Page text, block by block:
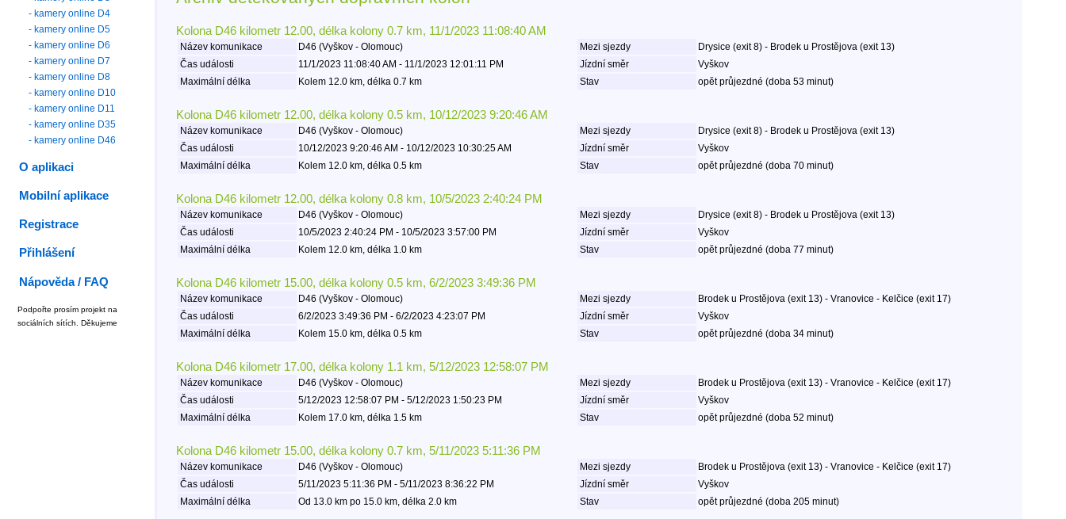
Kolona D46 kilometr 12.00, délka kolony 0.7 km, 11/1/2023 11:08:40 AM
Název komunikace D46 (Vyškov - Olomouc) Mezi sjezdy
Drysice (exit 8) - Brodek u Prostějova (exit 13)
Čas události
11/1/2023 11:08:40 AM - 11/1/2023 12:01:11 PM Jízdní směr
Vyškov
Maximální délka
Kolem 12.0 km, délka 0.7 km Stav opět průjezdné (doba 53 minut)
Kolona D46 kilometr 12.00, délka kolony 0.5 km, 10/12/2023 9:20:46 AM
Název komunikace D46 (Vyškov - Olomouc) Mezi sjezdy
Drysice (exit 8) - Brodek u Prostějova (exit 13)
Čas události
10/12/2023 9:20:46 AM - 10/12/2023 10:30:25 AM Jízdní směr
Vyškov
Maximální délka
Kolem 12.0 km, délka 0.5 km Stav opět průjezdné (doba 70 minut)
Kolona D46 kilometr 12.00, délka kolony 0.8 km, 10/5/2023 2:40:24 PM
Název komunikace D46 (Vyškov - Olomouc) Mezi sjezdy
Drysice (exit 8) - Brodek u Prostějova (exit 13)
Čas události
10/5/2023 2:40:24 PM - 10/5/2023 3:57:00 PM Jízdní směr
Vyškov
Maximální délka
Kolem 12.0 km, délka 1.0 km Stav opět průjezdné (doba 77 minut)
Kolona D46 kilometr 15.00, délka kolony 0.5 km, 6/2/2023 3:49:36 PM
Název komunikace D46 (Vyškov - Olomouc) Mezi sjezdy
Brodek u Prostějova (exit 13) - Vranovice - Kelčice (exit 17)
Čas události
6/2/2023 3:49:36 PM - 6/2/2023 4:23:07 PM Jízdní směr
Vyškov
Maximální délka
Kolem 15.0 km, délka 0.5 km Stav opět průjezdné (doba 34 minut)
Kolona D46 kilometr 17.00, délka kolony 1.1 km, 5/12/2023 12:58:07 PM
Název komunikace D46 (Vyškov - Olomouc) Mezi sjezdy
Brodek u Prostějova (exit 13) - Vranovice - Kelčice (exit 17)
Čas události
5/12/2023 12:58:07 PM - 5/12/2023 1:50:23 PM Jízdní směr
Vyškov
Maximální délka
Kolem 17.0 km, délka 1.5 km Stav opět průjezdné (doba 52 minut)
Kolona D46 kilometr 15.00, délka kolony 0.7 km, 5/11/2023 5:11:36 PM
Název komunikace D46 (Vyškov - Olomouc) Mezi sjezdy
Brodek u Prostějova (exit 13) - Vranovice - Kelčice (exit 17)
Čas události
5/11/2023 5:11:36 PM - 5/11/2023 8:36:22 PM Jízdní směr
Vyškov
Maximální délka
Od 13.0 km po 15.0 km, délka 2.0 km Stav opět průjezdné (doba 205 minut)
- kamery online D4
- kamery online D5
- kamery online D6
- kamery online D7
- kamery online D8
- kamery online D10
- kamery online D11
- kamery online D35
- kamery online D46
O aplikaci
Mobilní aplikace
Registrace
Přihlášení
Nápověda / FAQ
Podpořte prosím projekt na
sociálních sítích. Děkujeme